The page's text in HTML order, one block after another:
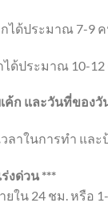
ได้ประมาณ 7-9
ได้ประมาณ 10-
ค้ก และวันที่ของ
วลาในการทำ แล
งด่วน ***
ใน 24 ชม. หรือ